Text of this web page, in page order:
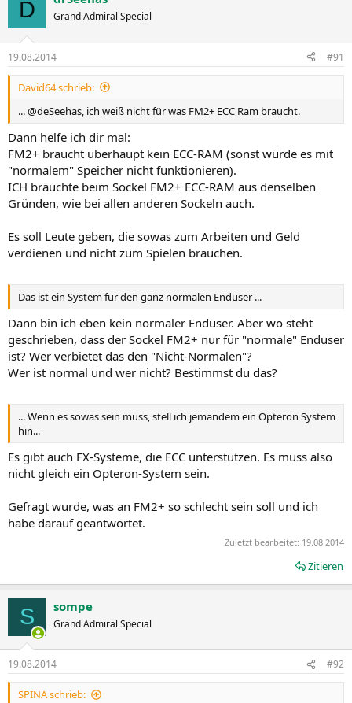
D Grand Admiral Special
19.08.2014 #91
David64 schrieb:
... @deSeehas, ich weiß nicht für was FM2+ ECC Ram braucht.
Dann helfe ich dir mal:
FM2+ braucht überhaupt kein ECC-RAM (sonst würde es mit
"normalem" Speicher nicht funktionieren).
ICH bräuchte beim Sockel FM2+ ECC-RAM aus denselben
Gründen, wie bei allen anderen Sockeln auch.
Es soll Leute geben, die sowas zum Arbeiten und Geld
verdienen und nicht zum Spielen brauchen.
Das ist ein System für den ganz normalen Enduser ...
Dann bin ich eben kein normaler Enduser. Aber wo steht
geschrieben, dass der Sockel FM2+ nur für "normale" Enduser
ist? Wer verbietet das den "Nicht-Normalen"?
Wer ist normal und wer nicht? Bestimmst du das?
... Wenn es sowas sein muss, stell ich jemandem ein Opteron System
hin...
Es gibt auch FX-Systeme, die ECC unterstützen. Es muss also
nicht gleich ein Opteron-System sein.
Gefragt wurde, was an FM2+ so schlecht sein soll und ich
habe darauf geantwortet.
Zuletzt bearbeitet: 19.08.2014
Zitieren
S sompe
Grand Admiral Special
19.08.2014 #92
SPINA schrieb: